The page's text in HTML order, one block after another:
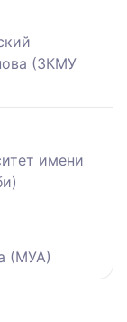
(ЗКМУ
имени
(МУА)